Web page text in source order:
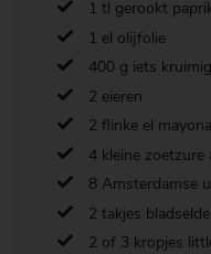
1 tl gerookt
1 el olijfolie
400 g iets
2 eieren
2 flinke el
4 kleine zoetzure
8 Amsterdamse
2 takjes
2 of 3 kropjes